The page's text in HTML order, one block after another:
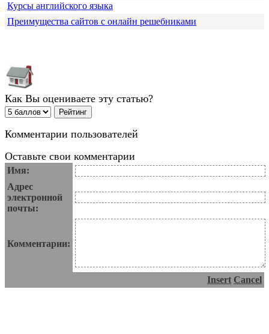
Курсы английского языка
Преимущества сайтов с онлайн решебниками
Как Вы оцениваете эту статью?
Комментарии пользователей
Оставьте свои комментарии
Имя:
Адрес
электронной
почты:
Комментарии:
Insert Cancel